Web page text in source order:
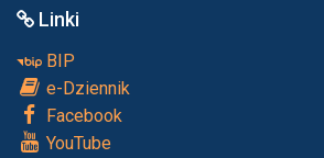
Linki
BIP
e-Dziennik
Facebook
YouTube